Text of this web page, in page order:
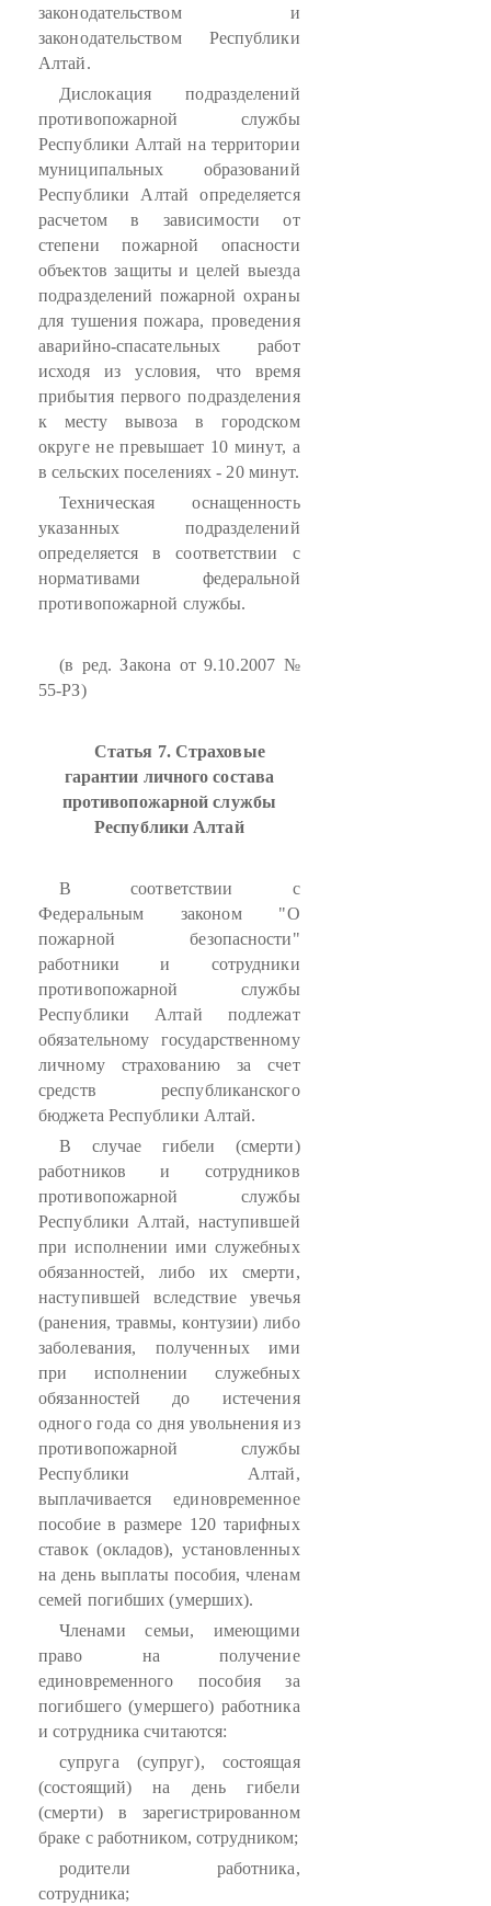
законодательством и
законодательством Республики
Алтай.
Дислокация подразделений
противопожарной службы
Республики Алтай на территории
муниципальных образований
Республики Алтай определяется
расчетом в зависимости от
степени пожарной опасности
объектов защиты и целей выезда
подразделений пожарной охраны
для тушения пожара, проведения
аварийно-спасательных работ
исходя из условия, что время
прибытия первого подразделения
к месту вывоза в городском
округе не превышает 10 минут, а
в сельских поселениях - 20 минут.
Техническая оснащенность
указанных подразделений
определяется в соответствии с
нормативами федеральной
противопожарной службы.
(в ред. Закона от 9.10.2007 №
55-РЗ)
Статья 7. Страховые
гарантии личного состава
противопожарной службы
Республики Алтай
В соответствии с
Федеральным законом "О
пожарной безопасности"
работники и сотрудники
противопожарной службы
Республики Алтай подлежат
обязательному государственному
личному страхованию за счет
средств республиканского
бюджета Республики Алтай.
В случае гибели (смерти)
работников и сотрудников
противопожарной службы
Республики Алтай, наступившей
при исполнении ими служебных
обязанностей, либо их смерти,
наступившей вследствие увечья
(ранения, травмы, контузии) либо
заболевания, полученных ими
при исполнении служебных
обязанностей до истечения
одного года со дня увольнения из
противопожарной службы
Республики Алтай,
выплачивается единовременное
пособие в размере 120 тарифных
ставок (окладов), установленных
на день выплаты пособия, членам
семей погибших (умерших).
Членами семьи, имеющими
право на получение
единовременного пособия за
погибшего (умершего) работника
и сотрудника считаются:
супруга (супруг), состоящая
(состоящий) на день гибели
(смерти) в зарегистрированном
браке с работником, сотрудником;
родители работника,
сотрудника;